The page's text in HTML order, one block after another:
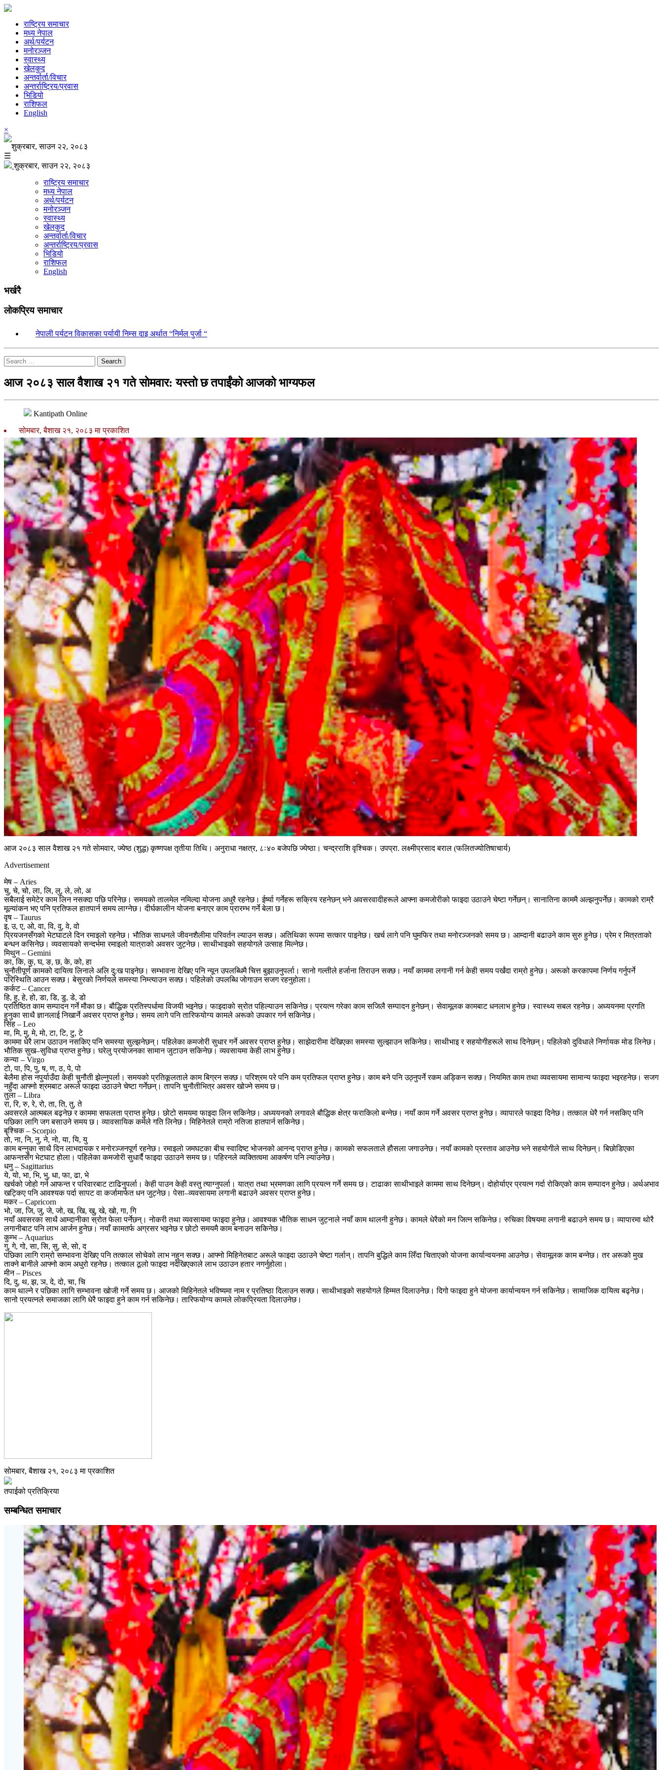
राष्ट्रिय समाचार
मध्य नेपाल
अर्थ/पर्यटन
मनोरञ्जन
स्वास्थ्य
खेलकुद
अन्तर्वार्ता/विचार
अन्तर्राष्ट्रिय/प्रवास
भिडियो
राशिफल
English
×
शुक्रबार, साउन २२, २०८३
☰
शुक्रबार, साउन २२, २०८३
राष्ट्रिय समाचार
मध्य नेपाल
अर्थ/पर्यटन
मनोरञ्जन
स्वास्थ्य
खेलकुद
अन्तर्वार्ता/विचार
अन्तर्राष्ट्रिय/प्रवास
भिडियो
राशिफल
English
भर्खरै
लोकप्रिय समाचार
नेपाली पर्यटन विकासका पर्यायी निम्स दाइ अर्थात “निर्मल पुर्जा “
Search
आज २०८३ साल वैशाख २१ गते साेमवार: यस्तो छ तपाईंको आजको भाग्यफल
Kantipath Online
सोमबार, बैशाख २१, २०८३ मा प्रकाशित
आज २०८३ साल वैशाख २१ गते साेमवार, ज्येष्ठ (शुद्ध) कृष्णपक्ष तृतीया तिथि। अनुराधा नक्षत्र, ८ः४० बजेपछि ज्येष्ठा। चन्द्रराशि वृश्चिक। उपप्रा. लक्ष्मीप्रसाद बराल (फलितज्योतिषाचार्य)
Advertisement
मेष – Aries
चु, चे, चो, ला, लि, लु, ले, लो, अ
सबैलाई समेटेर काम लिन नसक्दा पछि परिनेछ। समयको तालमेल नमिल्दा योजना अधुरै रहनेछ। ईर्ष्या गर्नेहरू सक्रिय रहनेछन् भने अवसरवादीहरूले आफ्ना कमजोरीको फाइदा उठाउने चेष्टा गर्नेछन्। सानातिना काममै अल्झनुपर्नेछ। कामको राम्रै
मूल्यांकन भए पनि प्रतिफल हातपार्न समय लाग्नेछ। दीर्घकालीन योजना बनाएर काम प्रारम्भ गर्ने बेला छ।
वृष – Taurus
इ, उ, ए, ओ, वा, वि, वु, वे, वो
प्रियजनसँगको भेटघाटले दिन रमाइलो रहनेछ। भौतिक साधनले जीवनशैलीमा परिवर्तन ल्याउन सक्छ। अतिथिका रूपमा सत्कार पाइनेछ। खर्च लागे पनि घुमफिर तथा मनोरञ्जनको समय छ। आम्दानी बढाउने काम सुरु हुनेछ। प्रेम र मित्रताको
बन्धन कसिनेछ। व्यवसायको सन्दर्भमा रमाइलो यात्राको अवसर जुट्नेछ। साथीभाइको सहयोगले उत्साह मिल्नेछ।
मिथुन – Gemini
का, कि, कु, घ, ङ, छ, के, को, हा
चुनौतीपूर्ण कामको दायित्व लिनाले अलि दु:ख पाइनेछ। सम्भावना देखिए पनि न्यून उपलब्धिमै चित्त बुझाउनुपर्ला। सानो गल्तीले हर्जाना तिराउन सक्छ। नयाँ काममा लगानी गर्न केही समय पर्खंदा राम्रो हुनेछ। अरूको करकापमा निर्णय गर्नुपर्ने
परिस्थिति आउन सक्छ। बेसुरकाे निर्णयले समस्या निम्त्याउन सक्छ। पहिलेकाे उपलब्धि जाेगाउन सजग रहनुहाेला।
कर्कट – Cancer
हि, हु, हे, हो, डा, डि, डु, डे, डो
प्रतिष्ठित काम सम्पादन गर्ने मौका छ। बौद्धिक प्रतिस्पर्धामा विजयी भइनेछ। फाइदाको स्रोत पहिल्याउन सकिनेछ। प्रयत्न गरेका काम सजिलै सम्पादन हुनेछन्। सेवामूलक कामबाट धनलाभ हुनेछ। स्वास्थ्य सबल रहनेछ। अध्ययनमा प्रगति
हुनुका साथै ज्ञानलाई निखार्ने अवसर प्राप्त हुनेछ। समय लागे पनि तारिफयोग्य कामले अरूको उपकार गर्न सकिनेछ।
सिंह – Leo
मा, मि, मु, मे, मो, टा, टि, टु, टे
काममा धेरै लाभ उठाउन नसकिए पनि समस्या सुल्झनेछन्। पहिलेका कमजोरी सुधार गर्ने अवसर प्राप्त हुनेछ। साझेदारीमा देखिएका समस्या सुल्झाउन सकिनेछ। साथीभाइ र सहयोगीहरूले साथ दिनेछन्। पहिलेको दुविधाले निर्णायक मोड लिनेछ।
भौतिक सुख–सुविधा प्राप्त हुनेछ। घरेलु प्रयाेजनका सामान जुटाउन सकिनेछ। व्यवसायमा केही लाभ हुनेछ।
कन्या – Virgo
टो, पा, पि, पु, ष, ण, ठ, पे, पो
बेलैमा होस नपुर्याउँदा केही चुनौती झेल्नुपर्ला। समयको प्रतिकूलताले काम बिग्रन सक्छ। परिश्रम परे पनि कम प्रतिफल प्राप्त हुनेछ। काम बने पनि उठ्नुपर्ने रकम अड्किन सक्छ। नियमित काम तथा व्यवसायमा सामान्य फाइदा भइरहनेछ। सजग
नहुँदा आफ्नो श्रमबाट अरूले फाइदा उठाउने चेष्टा गर्नेछन्। तापनि चुनौतीभित्र अवसर खोज्ने समय छ।
तुला – Libra
रा, रि, रु, रे, रो, ता, ति, तु, ते
अवसरले आत्मबल बढ्नेछ र काममा सफलता प्राप्त हुनेछ। छोटो समयमा फाइदा लिन सकिनेछ। अध्ययनको लगावले बौद्धिक क्षेत्र फराकिलो बन्नेछ। नयाँ काम गर्ने अवसर प्राप्त हुनेछ। व्यापारले फाइदा दिनेछ। तत्काल धेरै गर्न नसकिए पनि
पछिका लागि जग बसाउने समय छ। व्यावसायिक कर्मले गति लिनेछ। मिहिनेतले राम्रो नतिजा हातपार्न सकिनेछ।
बृश्चिक – Scorpio
तो, ना, नि, नु, ने, नो, या, यि, यु
काम बन्नुका साथै दिन लाभदायक र मनोरञ्जनपूर्ण रहनेछ। रमाइलो जमघटका बीच स्वादिष्ट भोजनको आनन्द प्राप्त हुनेछ। कामकाे सफलताले हौसला जगाउनेछ। नयाँ कामको प्रस्ताव आउनेछ भने सहयोगीले साथ दिनेछन्। बिछोडिएका
आफन्तसँग भेटघाट होला। पहिलेका कमजोरी सुधार्दै फाइदा उठाउने समय छ। पहिरनले व्यक्तित्वमा आकर्षण पनि ल्याउनेछ।
धनु – Sagittarius
ये, यो, भा, भि, भु, धा, फा, ढा, भे
खर्चको जोहो गर्न आफन्त र परिवारबाट टाढिनुपर्ला। केही पाउन केही वस्तु त्याग्नुपर्ला। यात्रा तथा भ्रमणका लागि प्रयत्न गर्ने समय छ। टाढाका साथीभाइले काममा साथ दिनेछन्। दोहोर्याएर प्रयत्न गर्दा रोकिएको काम सम्पादन हुनेछ। अर्थअभाव
खट्किए पनि आवश्यक पर्दा सापट वा कर्जामार्फत धन जुट्नेछ। पेसा–व्यवसायमा लगानी बढाउने अवसर प्राप्त हुनेछ।
मकर – Capricorn
भो, जा, जि, जु, जे, जो, ख, खि, खु, खे, खो, गा, गि
नयाँ अवसरका साथै आम्दानीका स्रोत फेला पर्नेछन्। नोकरी तथा व्यवसायमा फाइदा हुनेछ। आवश्यक भौतिक साधन जुट्नाले नयाँ काम थालनी हुनेछ। कामले धेरैको मन जित्न सकिनेछ। रुचिका विषयमा लगानी बढाउने समय छ। व्यापारमा थोरै
लगानीबाट पनि लाभ आर्जन हुनेछ। नयाँ कामतर्फ अग्रसर भइनेछ र छोटो समयमै काम बनाउन सकिनेछ।
कुम्भ – Aquarius
गु, गे, गो, सा, सि, सु, से, सो, द
पछिका लागि राम्रो सम्भावना देखिए पनि तत्काल सोचेको लाभ नहुन सक्छ। आफ्नो मिहिनेतबाट अरूले फाइदा उठाउने चेष्टा गर्लान्। तापनि बुद्धिले काम लिँदा चिताएको योजना कार्यान्वयनमा आउनेछ। सेवामूलक काम बन्नेछ। तर अरूको मुख
ताक्ने बानीले आफ्नो काम अधुरो रहनेछ। तत्काल ठूलो फाइदा नदेखिएकाले लाभ उठाउन हतार नगर्नुहोला।
मीन – Pisces
दि, दु, थ, झ, ञ, दे, दो, चा, चि
काम थाल्ने र पछिका लागि सम्भावना खोजी गर्ने समय छ। आजको मिहिनेतले भविष्यमा नाम र प्रतिष्ठा दिलाउन सक्छ। साथीभाइको सहयोगले हिम्मत दिलाउनेछ। दिगो फाइदा हुने योजना कार्यान्वयन गर्न सकिनेछ। सामाजिक दायित्व बढ्नेछ।
सानो प्रयत्नले समाजका लागि धेरै फाइदा हुने काम गर्न सकिनेछ। तारिफयोग्य कामले लोकप्रियता दिलाउनेछ।
सोमबार, बैशाख २१, २०८३ मा प्रकाशित
तपाईको प्रतिक्रिया
सम्बन्धित समाचार